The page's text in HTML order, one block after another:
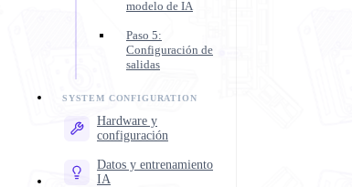
modelo de IA
Paso 5:
Configuración de
salidas
Hardware y
configuración
Datos y entrenamiento
IA